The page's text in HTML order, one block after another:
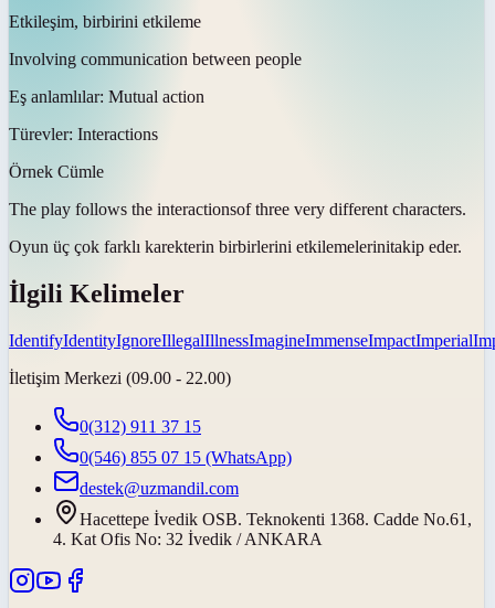
Etkileşim, birbirini etkileme
Involving communication between people
Eş anlamlılar: Mutual action
Türevler: Interactions
Örnek Cümle
The play follows the interactionsof three very different characters.
Oyun üç çok farklı karekterin birbirlerini etkilemelerinitakip eder.
İlgili Kelimeler
IdentifyIdentityIgnoreIllegalIllnessImagineImmenseImpactImperial
İletişim Merkezi (09.00 - 22.00)
0(312) 911 37 15
0(546) 855 07 15 (WhatsApp)
destek@uzmandil.com
Hacettepe İvedik OSB. Teknokenti 1368. Cadde No.61,
4. Kat Ofis No: 32 İvedik / ANKARA